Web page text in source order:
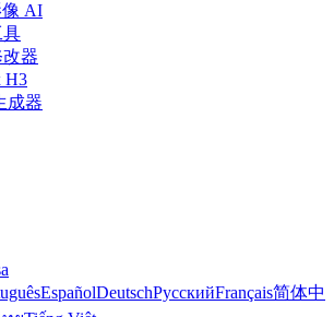
像 AI
具
器
H3
成器
EspañolDeutschРусскийFrançais简体中